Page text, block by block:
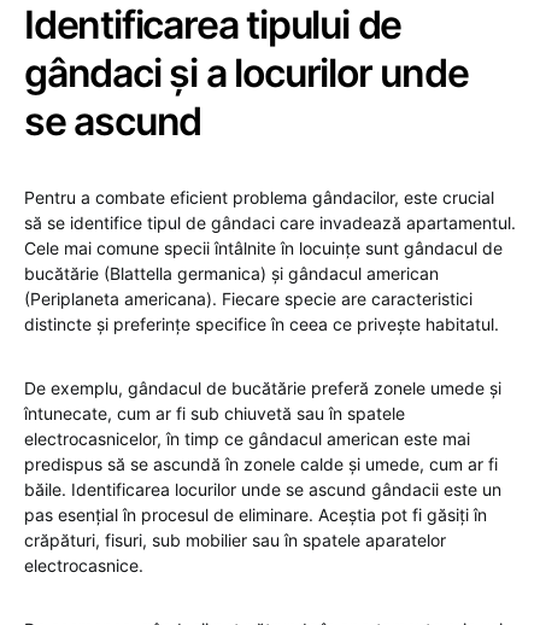
Identificarea tipului de
gândaci și a locurilor unde
se ascund
Pentru a combate eficient problema gândacilor, este crucial
să se identifice tipul de gândaci care invadează apartamentul.
Cele mai comune specii întâlnite în locuințe sunt gândacul de
bucătărie (Blattella germanica) și gândacul american
(Periplaneta americana). Fiecare specie are caracteristici
distincte și preferințe specifice în ceea ce privește habitatul.
De exemplu, gândacul de bucătărie preferă zonele umede și
întunecate, cum ar fi sub chiuvetă sau în spatele
electrocasnicelor, în timp ce gândacul american este mai
predispus să se ascundă în zonele calde și umede, cum ar fi
băile. Identificarea locurilor unde se ascund gândacii este un
pas esențial în procesul de eliminare. Aceștia pot fi găsiți în
crăpături, fisuri, sub mobilier sau în spatele aparatelor
electrocasnice.